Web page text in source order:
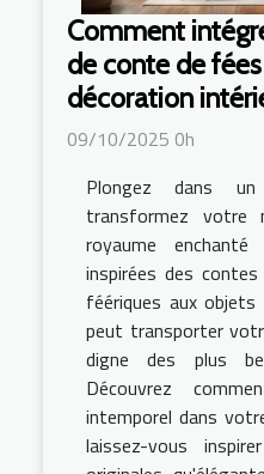
Comment
de conte de
décoration
09/10/2025 0h
Plongez dans
transformez votre
royaume
inspirées des
féériques aux
peut transporter
digne des plus
Découvrez
intemporel dans
laissez-vous